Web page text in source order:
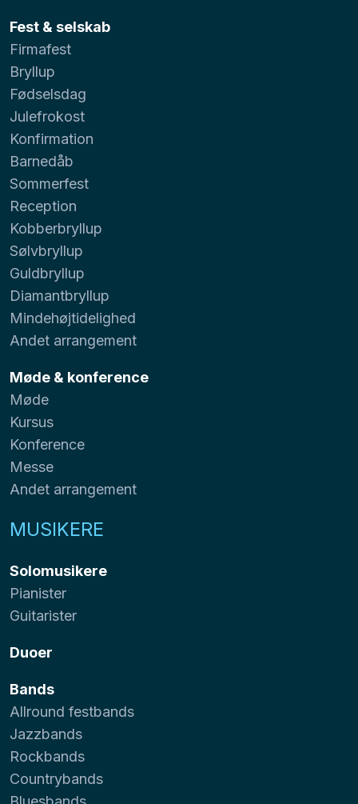
Fest & selskab
Firmafest
Bryllup
Fødselsdag
Julefrokost
Konfirmation
Barnedåb
Sommerfest
Reception
Kobberbryllup
Sølvbryllup
Guldbryllup
Diamantbryllup
Mindehøjtidelighed
Andet arrangement
Møde & konference
Møde
Kursus
Konference
Messe
Andet arrangement
MUSIKERE
Solomusikere
Pianister
Guitarister
Duoer
Bands
Allround festbands
Jazzbands
Rockbands
Countrybands